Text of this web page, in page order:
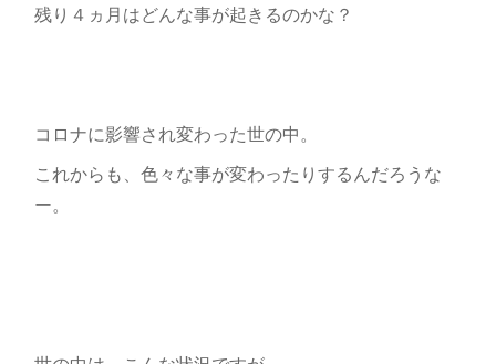
残り４ヵ月はどんな事が起きるのかな？
コロナに影響され変わった世の中。
これからも、色々な事が変わったりするんだろうな
ー。